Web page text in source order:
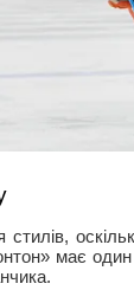
стилів,
має